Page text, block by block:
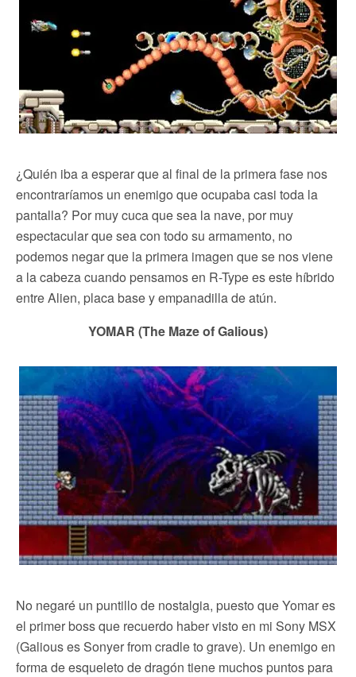
¿Quién iba a esperar que al final de la primera fase nos
encontraríamos un enemigo que ocupaba casi toda la
pantalla? Por muy cuca que sea la nave, por muy
espectacular que sea con todo su armamento, no
podemos negar que la primera imagen que se nos viene
a la cabeza cuando pensamos en R-Type es este híbrido
entre Alien, placa base y empanadilla de atún.
YOMAR (The Maze of Galious)
No negaré un puntillo de nostalgia, puesto que Yomar es
el primer boss que recuerdo haber visto en mi Sony MSX
(Galious es Sonyer from cradle to grave). Un enemigo en
forma de esqueleto de dragón tiene muchos puntos para